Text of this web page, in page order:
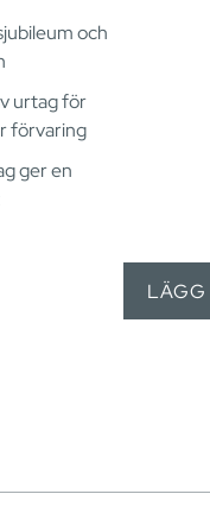
och
urtag för
förvaring
ger en
LÄGG